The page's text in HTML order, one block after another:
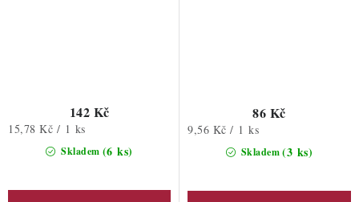
Skladem (6 ks)
142 Kč
Měrná
15,78 Kč / 1 ks
Skladem(3 ks)
86 Kč
Měrná
9,56 Kč / 1 ks